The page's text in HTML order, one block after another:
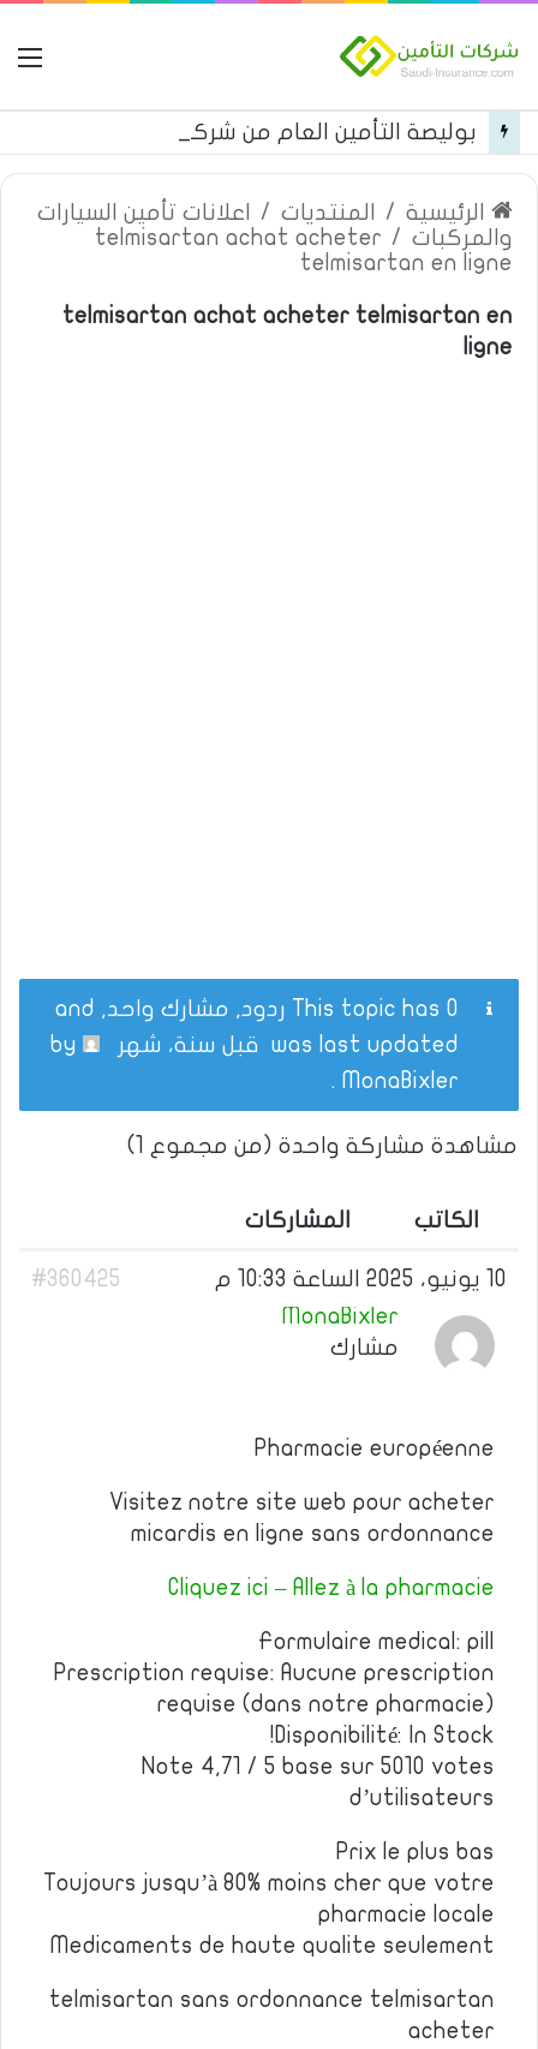
الرئيسية / المنتديات /
اعلانات تأمين السيارات
والمركبات /
telmisartan achat acheter
telmisartan en ligne
telmisartan achat acheter telmisartan en
ligne
This topic has 0 ردود, مشارك واحد, and
was last updated قبل سنة، شهر
MonaBixler
.
مشاهدة مشاركة واحدة (من مجموع 1)
الكاتب المشاركات
10 يونيو، 2025 الساعة 10:33 م
#360425
MonaBixler
مشارك
Pharmacie européenne
Visitez notre site web pour acheter
micardis en ligne sans ordonnance
Cliquez ici – Allez à la pharmacie
Formulaire medical: pill
Prescription requise: Aucune prescription
requise (dans notre pharmacie)
Disponibilité: In Stock!
Note 4,71 / 5 base sur 5010 votes
d’utilisateurs
Prix le plus bas
Toujours jusqu’à 80% moins cher que votre
pharmacie locale
Medicaments de haute qualite seulement
telmisartan sans ordonnance telmisartan
acheter